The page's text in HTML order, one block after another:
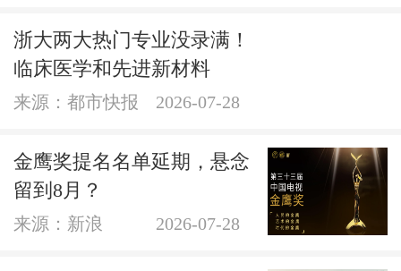
浙大两大热门专业没录满！
临床医学和先进新材料
来源：都市快报 2026-07-28
金鹰奖提名名单延期，悬念
留到8月？
来源：新浪 2026-07-28